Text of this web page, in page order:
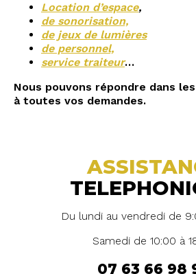
Location d’espace,
de sonorisation,
de jeux de lumières
de personnel,
service traiteur…
Nous pouvons répondre dans
à toutes vos demandes.
Du lundi au vendredi de
Samedi de 10:00 à
07 63 66 98